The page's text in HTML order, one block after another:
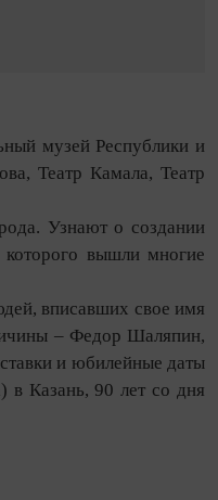
музей Республики и
Театр Камала, Театр
Узнают о создании
которого вышли многие
вписавших свое имя
– Федор Шаляпин,
и юбилейные даты
в Казань, 90 лет со дня